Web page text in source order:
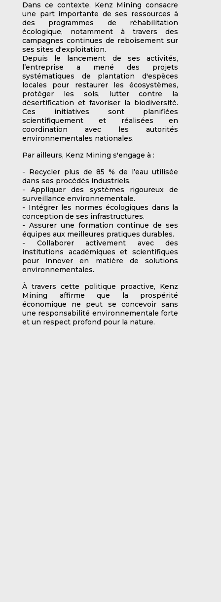
Dans ce contexte, Kenz Mining consacre
une part importante de ses ressources à
des programmes de réhabilitation
écologique, notamment à travers des
campagnes continues de reboisement sur
ses sites d'exploitation.
Depuis le lancement de ses activités,
l’entreprise a mené des projets
systématiques de plantation d'espèces
locales pour restaurer les écosystèmes,
protéger les sols, lutter contre la
désertification et favoriser la biodiversité.
Ces initiatives sont planifiées
scientifiquement et réalisées en
coordination avec les autorités
environnementales nationales.
Par ailleurs, Kenz Mining s'engage à :
- Recycler plus de 85 % de l’eau utilisée
dans ses procédés industriels.
- Appliquer des systèmes rigoureux de
surveillance environnementale.
- Intégrer les normes écologiques dans la
conception de ses infrastructures.
- Assurer une formation continue de ses
équipes aux meilleures pratiques durables.
- Collaborer activement avec des
institutions académiques et scientifiques
pour innover en matière de solutions
environnementales.
À travers cette politique proactive, Kenz
Mining affirme que la prospérité
économique ne peut se concevoir sans
une responsabilité environnementale forte
et un respect profond pour la nature.